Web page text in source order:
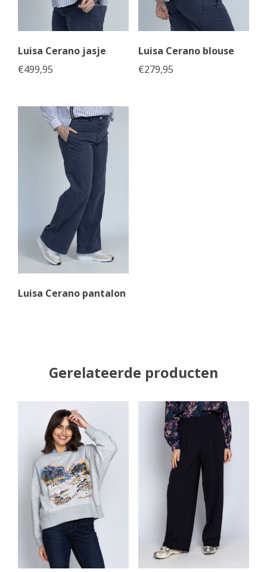
Luisa Cerano jasje
€499,95
Luisa Cerano blouse
€279,95
Luisa Cerano pantalon
Gerelateerde producten